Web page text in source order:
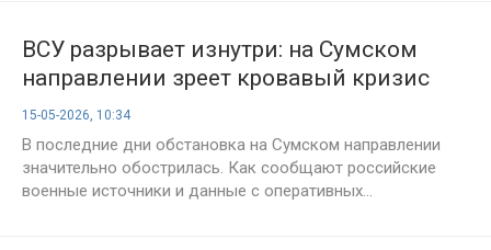
ВСУ разрывает изнутри: на Сумском
направлении зреет кровавый кризис
15-05-2026, 10:34
В последние дни обстановка на Сумском направлении
значительно обострилась. Как сообщают российские
военные источники и данные с оперативных...